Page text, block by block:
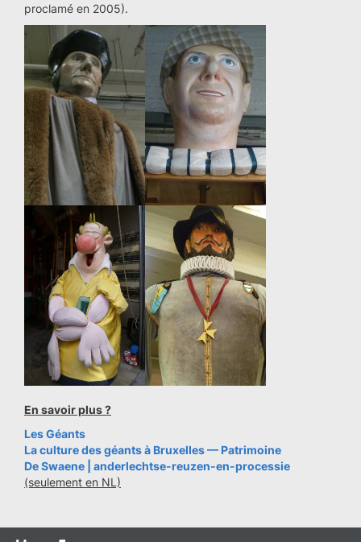
proclamé en 2005).
En savoir plus ?
Les Géants
La culture des géants à Bruxelles — Patrimoine
De Swaene | anderlechtse-reuzen-en-processie
(seulement en NL)